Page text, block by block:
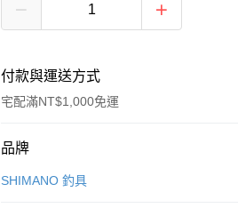
付款與運送方式
宅配滿NT$1,000免運
付款方式
信用卡一次付款
品牌
SHIMANO 釣具